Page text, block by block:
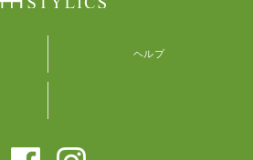
ヘルプ